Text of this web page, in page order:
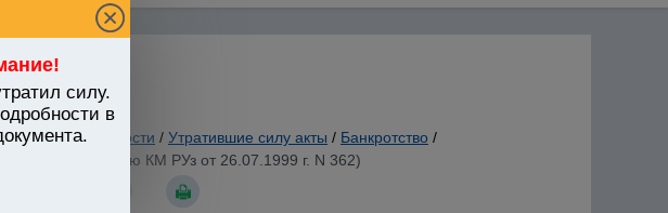
силу.
в
деятельности / Утратившие силу акты / Банкротство /
к Постановлению КМ РУз от 26.07.1999 г. N 362)